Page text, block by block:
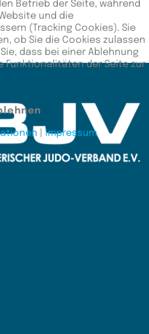
Betrieb der Seite, während
und die
(Tracking Cookies). Sie
ob Sie die Cookies zulassen
dass bei einer Ablehnung
Funktionalitäten der Seite zur
Impressum